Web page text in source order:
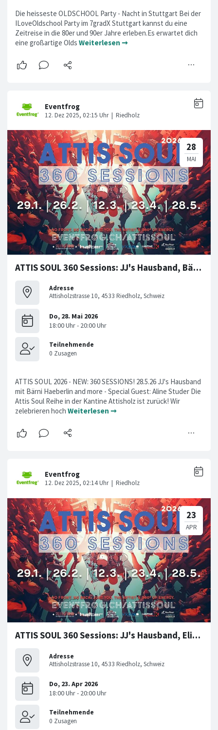
Die heisseste OLDSCHOOL Party - Nacht in Stuttgart Bei der
ILoveOldschool Party im 7gradX Stuttgart kannst du eine
Zeitreise in die 80er und 90er Jahre erleben.Es erwartet dich
eine großartige Olds Weiterlesen ➞
ATTIS SOUL 360 Sessions: JJ's Hausband, Bärni Häberlin etc
Adresse
Attisholzstrasse 10, 4533 Riedholz, Schweiz
ATTIS SOUL 2026 - NEW: 360 SESSIONS! 28.5.26 JJ's Hausband
mit Bärni Haeberlin and more - Special Guest: Aline Studer Die
Attis Soul Reihe in der Kantine Attisholz ist zurück! Wir
zelebrieren hoch Weiterlesen ➞
ATTIS SOUL 360 Sessions: JJ's Hausband, Elias Von Arx etc
Adresse
Attisholzstrasse 10, 4533 Riedholz, Schweiz